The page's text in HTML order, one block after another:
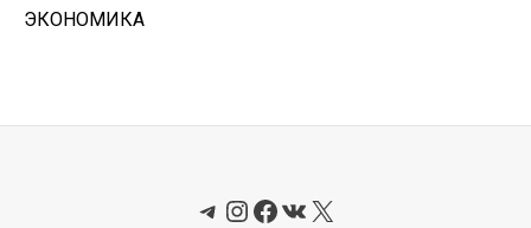
ЭКОНОМИКА
Telegram
Instagram
Facebook
ВКонтакте
X